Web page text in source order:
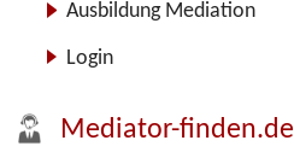
Ausbildung Mediation
Login
Mediator-finden.de